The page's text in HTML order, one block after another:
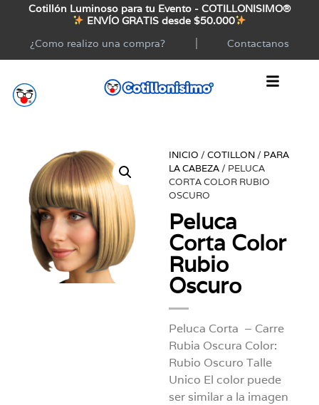
Cotillón Luminoso para tu Evento - COTILLONISIMO®
ENVÍO GRATIS desde $50.000
¿Como realizo una compra?
Contactanos
INICIO /COTILLON / PARA
LA CABEZA / PELUCA
CORTA COLOR RUBIO
OSCURO
Peluca
Corta Color
Rubio
Oscuro
Peluca Corta – Carre
Rubia Oscura Color:
Rubio Oscuro Talle
Unico El color puede
ser similar a la imagen